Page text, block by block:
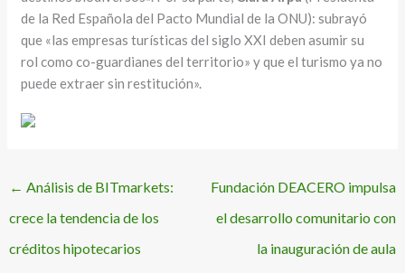
de la Red Española del Pacto Mundial de la ONU): subrayó
que «las empresas turísticas del siglo XXI deben asumir su
rol como co-guardianes del territorio» y que el turismo ya no
puede extraer sin restitución».
← Análisis de BITmarkets:
crece la tendencia de los
créditos hipotecarios
Fundación DEACERO impulsa
el desarrollo comunitario con
la inauguración de aula